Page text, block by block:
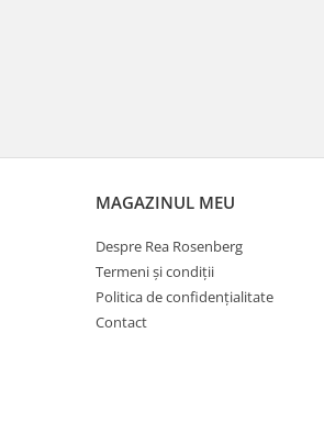
MAGAZINUL MEU
Despre Rea Rosenberg
Termeni și condiții
Politica de confidențialitate
Contact